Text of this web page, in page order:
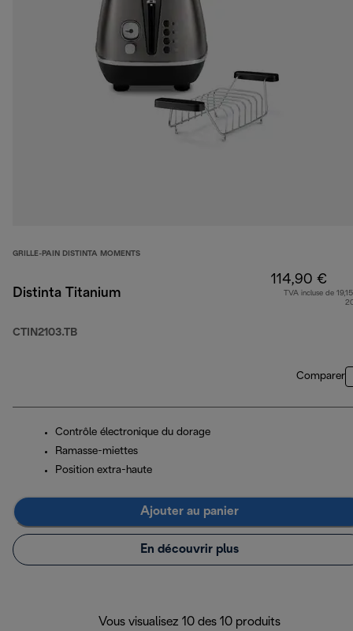
GRILLE-PAIN DISTINTA MOMENTS
Distinta Titanium
CTIN2103.TB
114,90 €
TVA incluse de
Comparer
Contrôle électronique du dorage
Ramasse-miettes
Position extra-haute
Ajouter au panier
En découvrir plus
Vous visualisez 10 des 10 produits